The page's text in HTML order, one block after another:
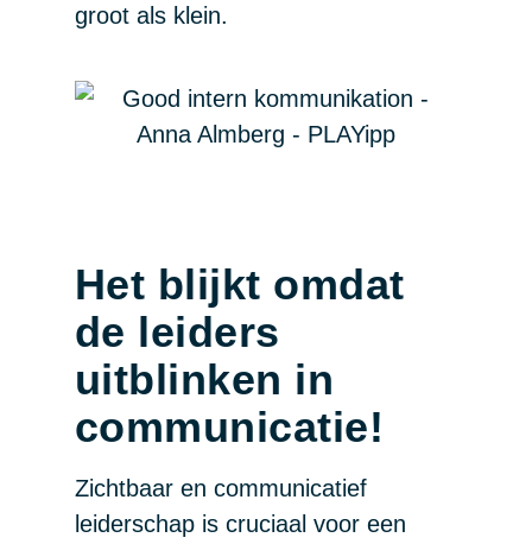
groot als klein.
Het blijkt omdat
de leiders
uitblinken in
communicatie!
Zichtbaar en communicatief
leiderschap is cruciaal voor een